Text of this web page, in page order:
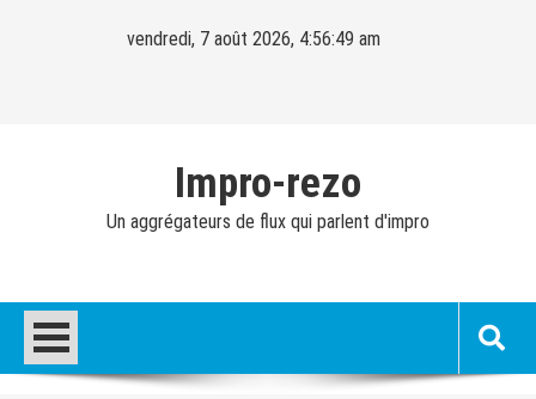
vendredi, 7 août 2026, 4:56:50 am
Impro-rezo
Un aggrégateurs de flux qui parlent d'impro
Entretien avec un improvisateur – 40 – Cédric
Fernandez
Entretien avec un improvisateur – 49 – Olivier